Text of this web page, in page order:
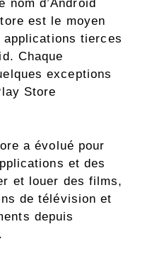
nom d’Android
est le moyen
applications tierces
Chaque
exceptions
Store
a évolué pour
et des
et louer des films,
de télévision et
depuis